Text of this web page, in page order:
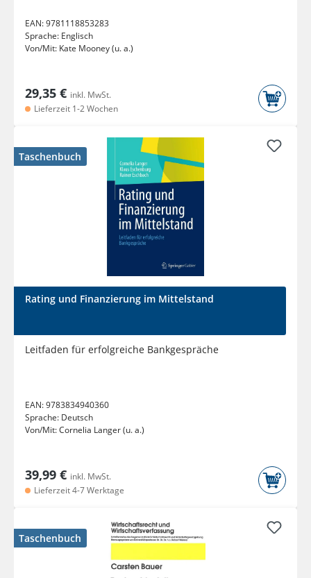
EAN:9781118853283
Sprache: Englisch
Von/Mit: Kate Mooney (u. a.)
29,35 € inkl. MwSt.
Lieferzeit 1-2 Wochen
Taschenbuch
Rating und Finanzierung im Mittelstand
Leitfaden für erfolgreiche Bankgespräche
EAN:9783834940360
Sprache: Deutsch
Von/Mit:Cornelia Langer (u. a.)
39,99 € inkl. MwSt.
Lieferzeit 4-7 Werktage
Taschenbuch